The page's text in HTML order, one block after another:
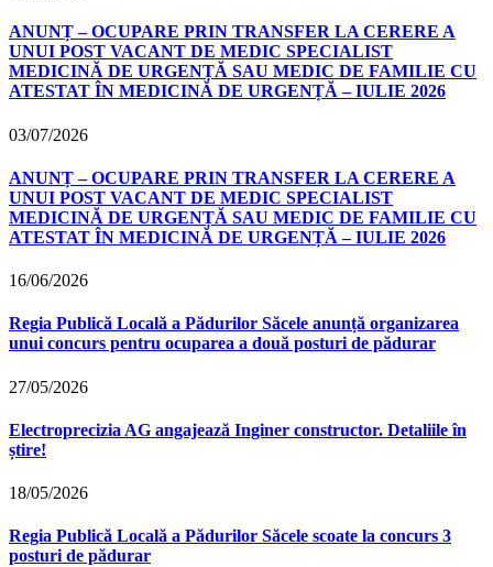
ANUNȚ – OCUPARE PRIN TRANSFER LA CERERE A
UNUI POST VACANT DE MEDIC SPECIALIST
MEDICINĂ DE URGENȚĂ SAU MEDIC DE FAMILIE CU
ATESTAT ÎN MEDICINĂ DE URGENȚĂ – IULIE 2026
03/07/2026
ANUNȚ – OCUPARE PRIN TRANSFER LA CERERE A
UNUI POST VACANT DE MEDIC SPECIALIST
MEDICINĂ DE URGENȚĂ SAU MEDIC DE FAMILIE CU
ATESTAT ÎN MEDICINĂ DE URGENȚĂ – IULIE 2026
16/06/2026
Regia Publică Locală a Pădurilor Săcele anunță organizarea
unui concurs pentru ocuparea a două posturi de pădurar
27/05/2026
Electroprecizia AG angajează Inginer constructor. Detaliile în
știre!
18/05/2026
Regia Publică Locală a Pădurilor Săcele scoate la concurs 3
posturi de pădurar